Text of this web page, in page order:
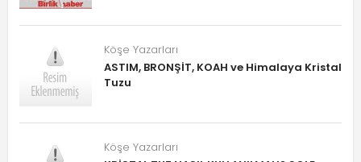
Köşe Yazarları
ASTIM, BRONŞİT, KOAH ve Himalaya Kristal
Tuzu
Köşe Yazarları